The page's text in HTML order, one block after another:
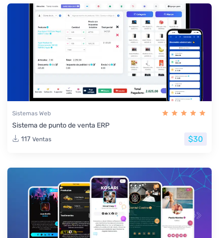
Sistemas Web
Sistema de punto de venta ERP
117 Ventas $30